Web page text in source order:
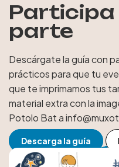
parte
Descárgate la guía con
prácticos para que tu
que te imprimamos tus
material extra con la
Potolo Bat a
Descarga la guía